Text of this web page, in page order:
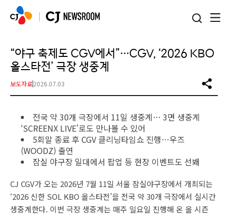
“야구 축제도 CGV에서”…CGV, ‘2026 KBO
올스타전’ 극장 생중계
보도자료2026.07.03
전국 약 30개 극장에서 11일 생중계… 3면 생중계
‘SCREENX LIVE’로도 만나볼 수 있어
5회말 종료 후 CGV 클리닝타임쇼 진행…우즈
(WOODZ) 출연
잠실 야구장 일대에서 팝업 등 현장 이벤트도 선봬
CJ CGV가 오는 2026년 7월 11일 서울 잠실야구장에서 개최되는
‘2026 신한 SOL KBO 올스타전’을 전국 약 30개 극장에서 실시간
생중계한다. 이번 극장 생중계는 매주 일요일 진행해 온 올 시즌